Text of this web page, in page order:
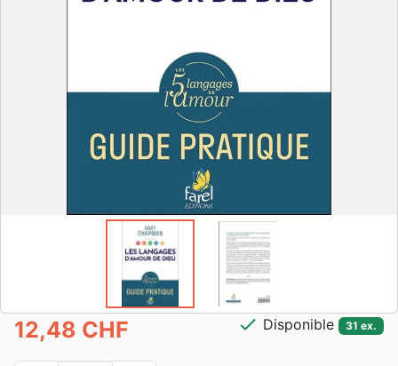
12,48 CHF check Disponible 31 ex.